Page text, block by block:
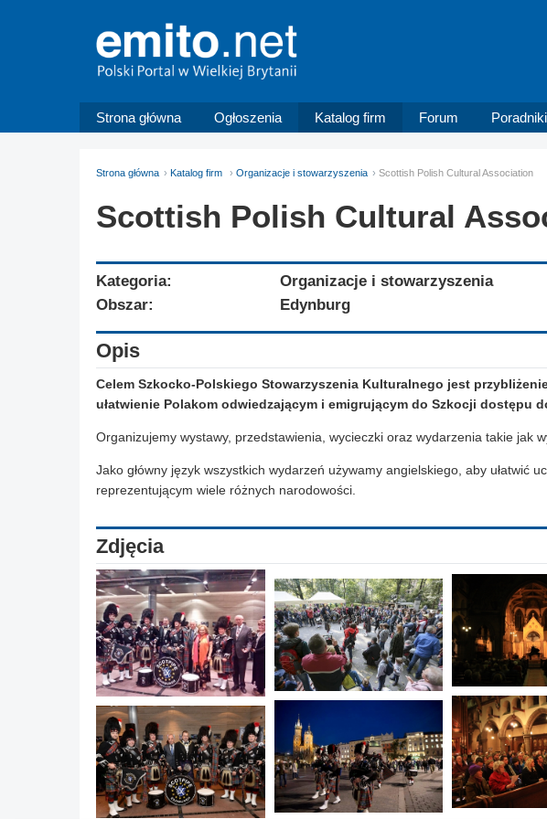
Strona główna Ogłoszenia Katalog firm Forum Poradniki
Strona główna Katalog firm Organizacje i stowarzyszenia Scottish Polish Cultural Association
Scottish Polish Cultural
Kategoria:
Organizacje i stowarzyszenia
Obszar:
Edynburg
Opis
Celem Szkocko-Polskiego Stowarzyszenia Kulturalnego jest
ułatwienie Polakom odwiedzającym i emigrującym do Szkocji dostępu
Organizujemy wystawy, przedstawienia, wycieczki oraz wydarzenia takie jak
Jako główny język wszystkich wydarzeń używamy angielskiego, aby ułatwić
reprezentującym wiele różnych narodowości.
Zdjęcia